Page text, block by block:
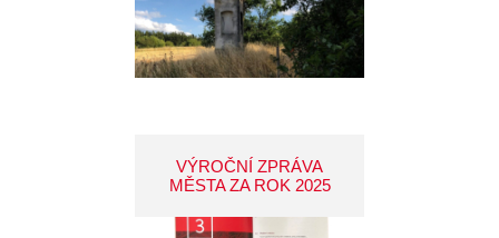
VÝROČNÍ ZPRÁVA
MĚSTA ZA ROK 2025